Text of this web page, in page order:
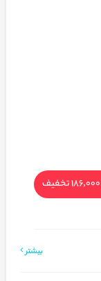
تخفیف
بیشتر